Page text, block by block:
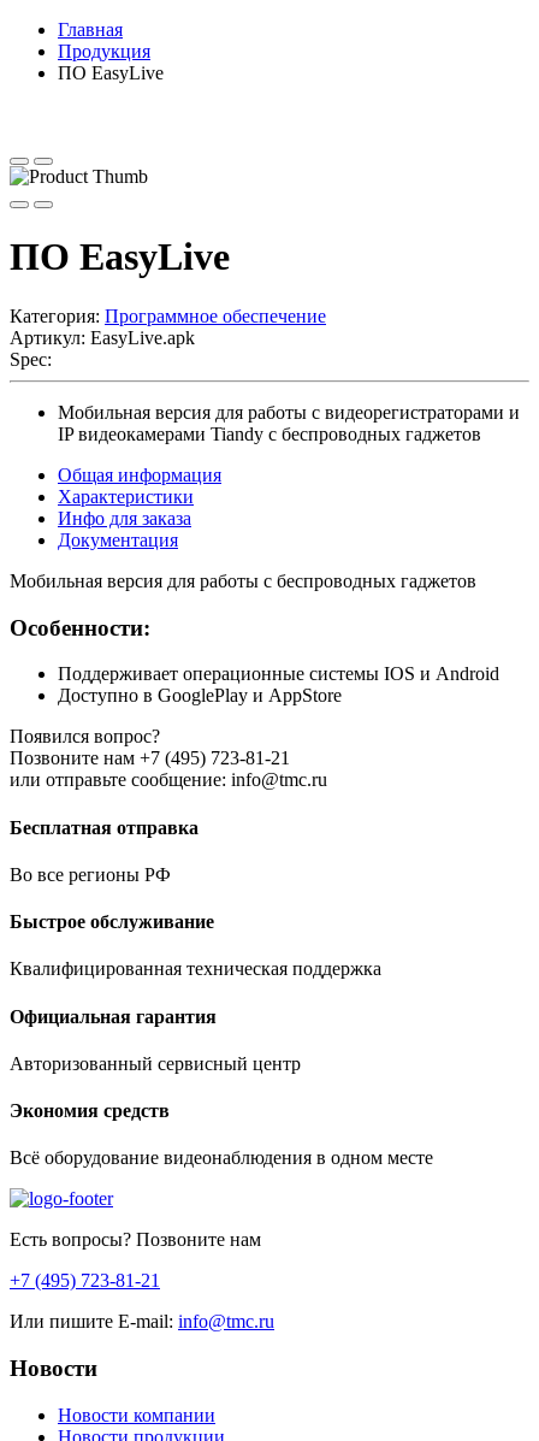
Главная
Продукция
ПО EasyLive
ПО EasyLive
Категория: Программное обеспечение
Артикул: EasyLive.apk
Spec:
Мобильная версия для работы с видеорегистраторами и
IP видеокамерами Tiandy c беспроводных гаджетов
Общая информация
Характеристики
Инфо для заказа
Документация
Мобильная версия для работы с беспроводных гаджетов
Особенности:
Поддерживает операционные системы IOS и Android
Доступно в GooglePlay и AppStore
Появился вопрос?
Позвоните нам +7 (495) 723-81-21
или отправьте сообщение: info@tmc.ru
Бесплатная отправка
Во все регионы РФ
Быстрое обслуживание
Квалифицированная техническая поддержка
Официальная гарантия
Авторизованный сервисный центр
Экономия средств
Всё оборудование видеонаблюдения в одном месте
Есть вопросы? Позвоните нам
+7 (495) 723-81-21
Или пишите E-mail: info@tmc.ru
Новости
Новости компании
Новости продукции